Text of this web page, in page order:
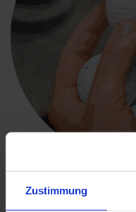
Zustimmung
Qualität und
Premium Qualität